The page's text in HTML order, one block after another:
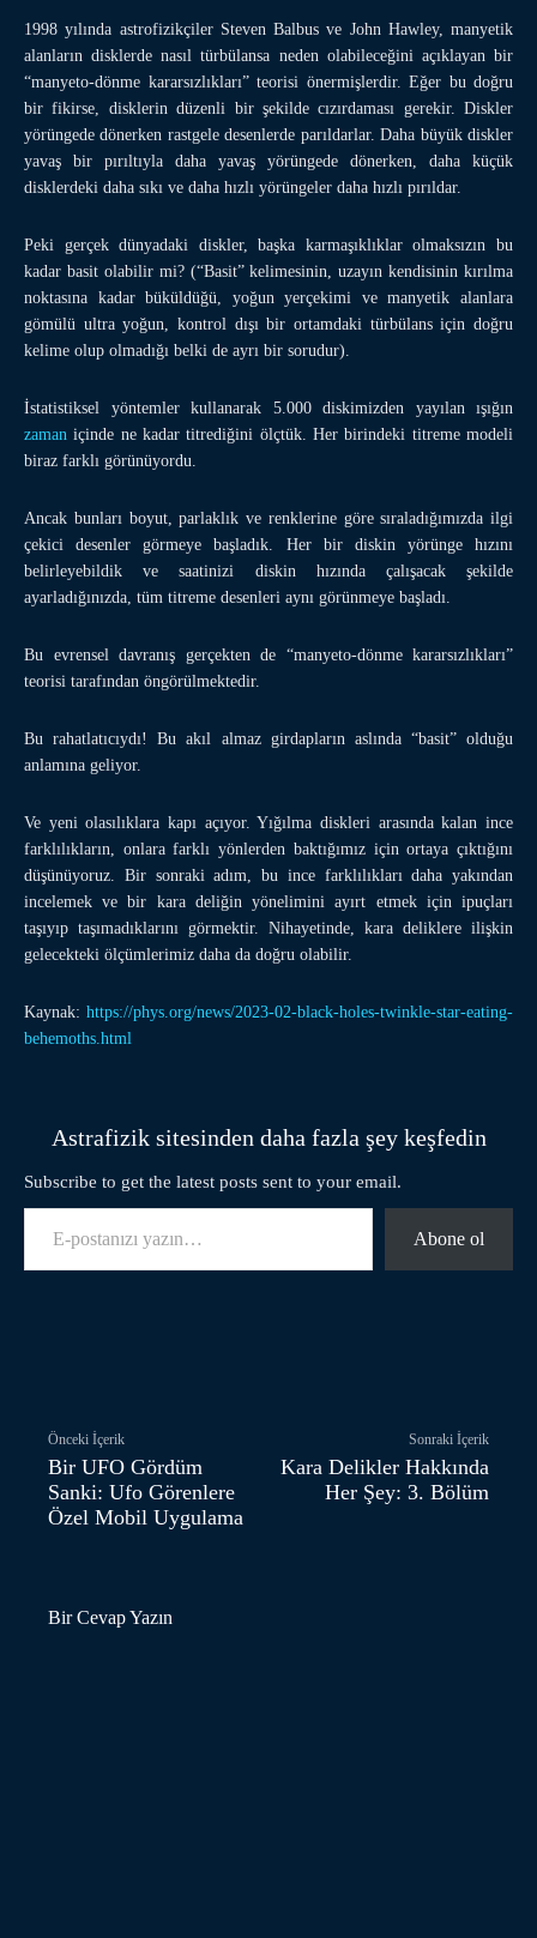
1998 yılında astrofizikçiler Steven Balbus ve John Hawley, manyetik
alanların disklerde nasıl türbülansa neden olabileceğini açıklayan bir
“manyeto-dönme kararsızlıkları” teorisi önermişlerdir. Eğer bu doğru
bir fikirse, disklerin düzenli bir şekilde cızırdaması gerekir. Diskler
yörüngede dönerken rastgele desenlerde parıldarlar. Daha büyük diskler
yavaş bir pırıltıyla daha yavaş yörüngede dönerken, daha küçük
disklerdeki daha sıkı ve daha hızlı yörüngeler daha hızlı pırıldar.
Peki gerçek dünyadaki diskler, başka karmaşıklıklar olmaksızın bu
kadar basit olabilir mi? (“Basit” kelimesinin, uzayın kendisinin kırılma
noktasına kadar büküldüğü, yoğun yerçekimi ve manyetik alanlara
gömülü ultra yoğun, kontrol dışı bir ortamdaki türbülans için doğru
kelime olup olmadığı belki de ayrı bir sorudur).
İstatistiksel yöntemler kullanarak 5.000 diskimizden yayılan ışığın
zaman içinde ne kadar titrediğini ölçtük. Her birindeki titreme modeli
biraz farklı görünüyordu.
Ancak bunları boyut, parlaklık ve renklerine göre sıraladığımızda ilgi
çekici desenler görmeye başladık. Her bir diskin yörünge hızını
belirleyebildik ve saatinizi diskin hızında çalışacak şekilde
ayarladığınızda, tüm titreme desenleri aynı görünmeye başladı.
Bu evrensel davranış gerçekten de “manyeto-dönme kararsızlıkları”
teorisi tarafından öngörülmektedir.
Bu rahatlatıcıydı! Bu akıl almaz girdapların aslında “basit” olduğu
anlamına geliyor.
Ve yeni olasılıklara kapı açıyor. Yığılma diskleri arasında kalan ince
farklılıkların, onlara farklı yönlerden baktığımız için ortaya çıktığını
düşünüyoruz. Bir sonraki adım, bu ince farklılıkları daha yakından
incelemek ve bir kara deliğin yönelimini ayırt etmek için ipuçları
taşıyıp taşımadıklarını görmektir. Nihayetinde, kara deliklere ilişkin
gelecekteki ölçümlerimiz daha da doğru olabilir.
Kaynak: https://phys.org/news/2023-02-black-holes-twinkle-star-eating-
behemoths.html
Astrafizik sitesinden daha fazla şey keşfedin
Subscribe to get the latest posts sent to your email.
E-postanızı yazın…
Abone ol
Önceki İçerik
Bir UFO Gördüm
Sanki: Ufo Görenlere
Özel Mobil Uygulama
Sonraki İçerik
Kara Delikler Hakkında
Her Şey: 3. Bölüm
Bir Cevap Yazın